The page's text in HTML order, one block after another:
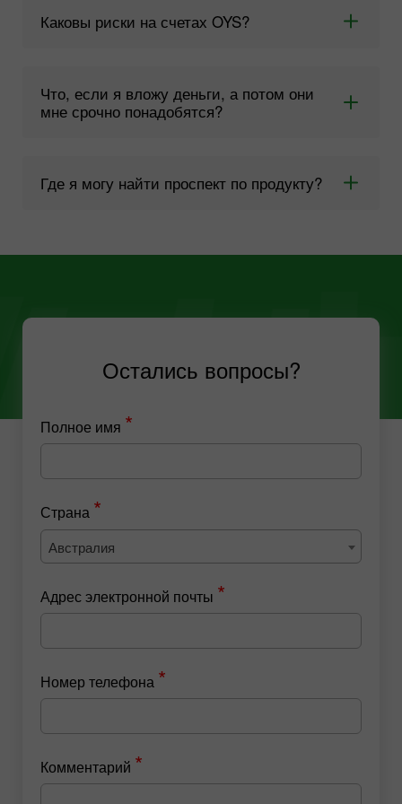
Каковы риски на счетах OYS?
Что, если я вложу деньги, а потом они
мне срочно понадобятся?
Где я могу найти проспект по продукту?
Остались вопросы?
Полное имя *
Страна *
Австралия
Адрес электронной почты *
Номер телефона *
Комментарий *